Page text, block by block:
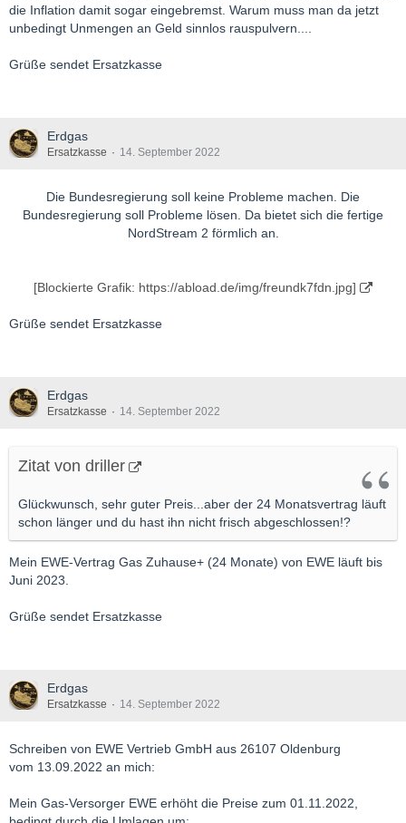
die Inflation damit sogar eingebremst. Warum muss man da jetzt
unbedingt Unmengen an Geld sinnlos rauspulvern....
Grüße sendet Ersatzkasse
Erdgas
Ersatzkasse 14. September 2022
Die Bundesregierung soll keine Probleme machen. Die
Bundesregierung soll Probleme lösen. Da bietet sich die fertige
NordStream 2 förmlich an.
[Blockierte Grafik: https://abload.de/img/freundk7fdn.jpg]
Grüße sendet Ersatzkasse
Erdgas
Ersatzkasse 14. September 2022
Zitat von driller
Glückwunsch, sehr guter Preis...aber der 24 Monatsvertrag läuft
schon länger und du hast ihn nicht frisch abgeschlossen!?
Mein EWE-Vertrag Gas Zuhause+ (24 Monate) von EWE läuft bis
Juni 2023.
Grüße sendet Ersatzkasse
Erdgas
Ersatzkasse 14. September 2022
Schreiben von EWE Vertrieb GmbH aus 26107 Oldenburg
vom 13.09.2022 an mich:
Mein Gas-Versorger EWE erhöht die Preise zum 01.11.2022,